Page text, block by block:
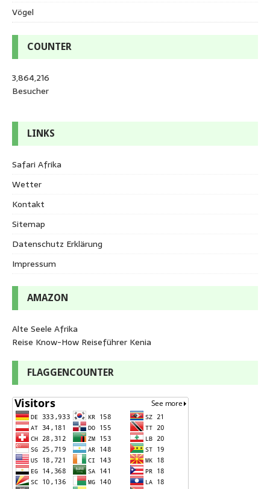
Vögel
COUNTER
3,864,216
Besucher
LINKS
Safari Afrika
Wetter
Kontakt
Sitemap
Datenschutz Erklärung
Impressum
AMAZON
Alte Seele Afrika
Reise Know-How Reiseführer Kenia
FLAGGENCOUNTER